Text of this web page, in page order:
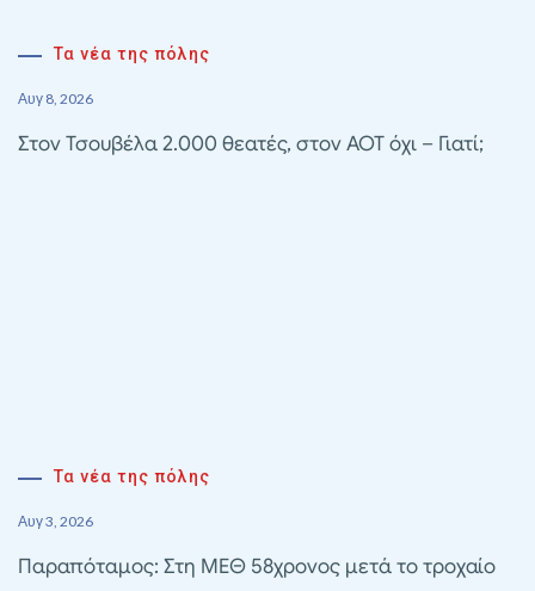
Τα νέα της πόλης
Αυγ 8, 2026
Στον Τσουβέλα 2.000 θεατές, στον ΑΟΤ όχι – Γιατί;
Τα νέα της πόλης
Αυγ 3, 2026
Παραπόταμος: Στη ΜΕΘ 58χρονος μετά το τροχαίο